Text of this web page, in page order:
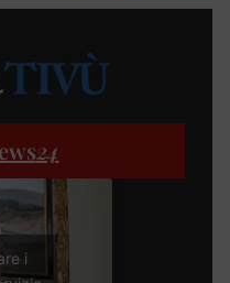
24
i